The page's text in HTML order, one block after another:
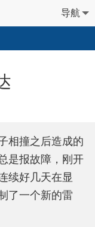
导航
相撞之后造成的
是报故障，刚开
续好几天在显
了一个新的雷